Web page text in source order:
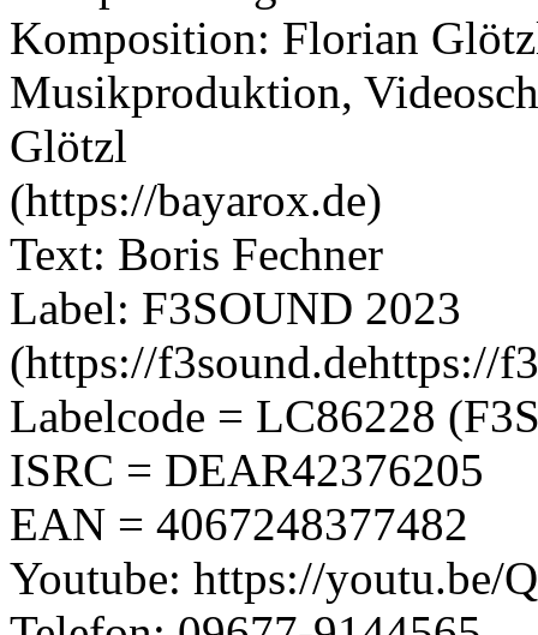
Komposition: Florian
Musikproduktion,
Glötzl
(https://bayarox.de)
Text: Boris Fechner
Label: F3SOUND 2023
(https://f3sound.dehttps://
Labelcode = LC86228
ISRC = DEAR42376205
EAN = 4067248377482
Youtube: https://youtu.be/